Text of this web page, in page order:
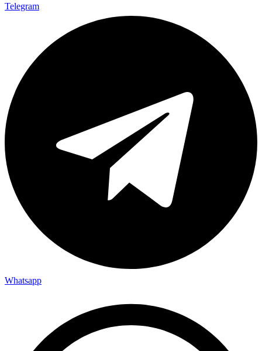
Telegram
Whatsapp